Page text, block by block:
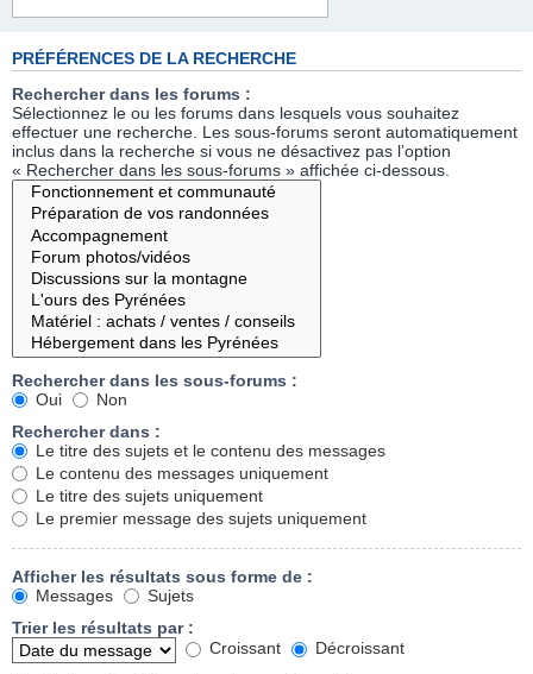
PRÉFÉRENCES DE LA RECHERCHE
Rechercher dans les forums :
Sélectionnez le ou les forums dans lesquels vous souhaitez
effectuer une recherche. Les sous-forums seront automatiquement
inclus dans la recherche si vous ne désactivez pas l’option
« Rechercher dans les sous-forums » affichée ci-dessous.
Rechercher dans les sous-forums :
Oui
Non
Rechercher dans :
Le titre des sujets et le contenu des messages
Le contenu des messages uniquement
Le titre des sujets uniquement
Le premier message des sujets uniquement
Afficher les résultats sous forme de :
Messages
Sujets
Trier les résultats par :
Croissant
Décroissant